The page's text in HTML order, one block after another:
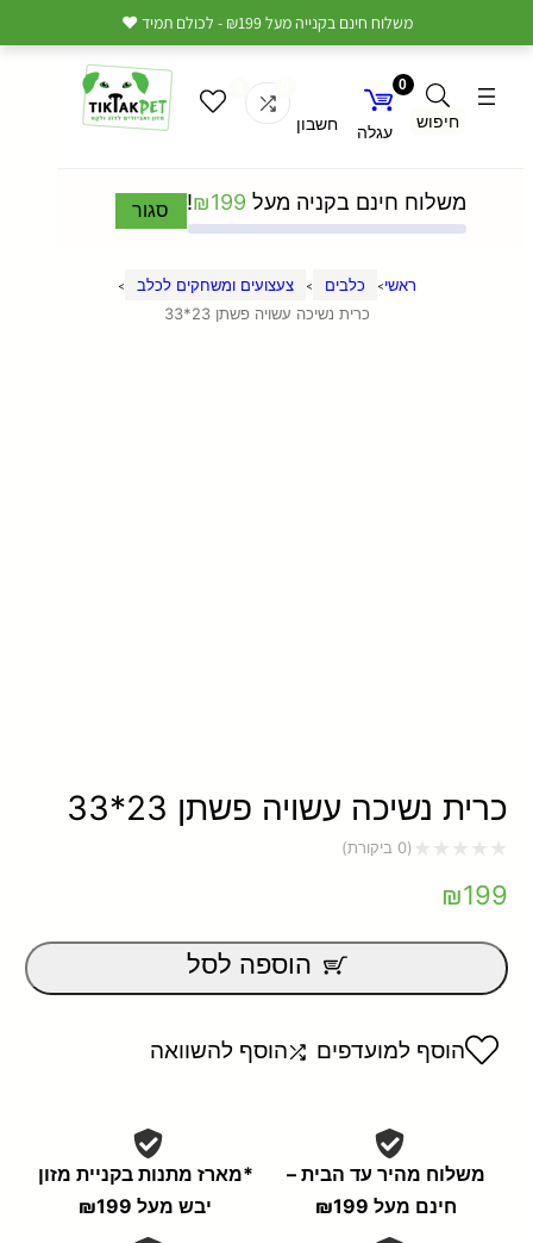
משלוח חינם בקנייה מעל ₪199 - לכולם תמיד ❤️
חיפוש
0
עגלה חשבון
משלוח חינם בקניה מעל ₪199
! סגור
ראשי> כלבים > צעצועים ומשחקים לכלב >
כרית נשיכה עשויה פשתן 23*33
כרית נשיכה עשויה פשתן 23*33
0
מתוך
5
(
0 ביקורת)
₪199
הוספה לסל
הוסף למועדפים הוסף להשוואה
משלוח מהיר עד הבית –
חינם מעל ₪199
*מארז מתנות בקניית מזון
יבש מעל ₪199